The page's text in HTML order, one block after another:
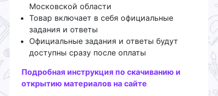
Московской области
Товар включает в себя официальные
задания и ответы
Официальные задания и ответы будут
доступны сразу после оплаты
Подробная инструкция по скачиванию и
открытию материалов на сайте